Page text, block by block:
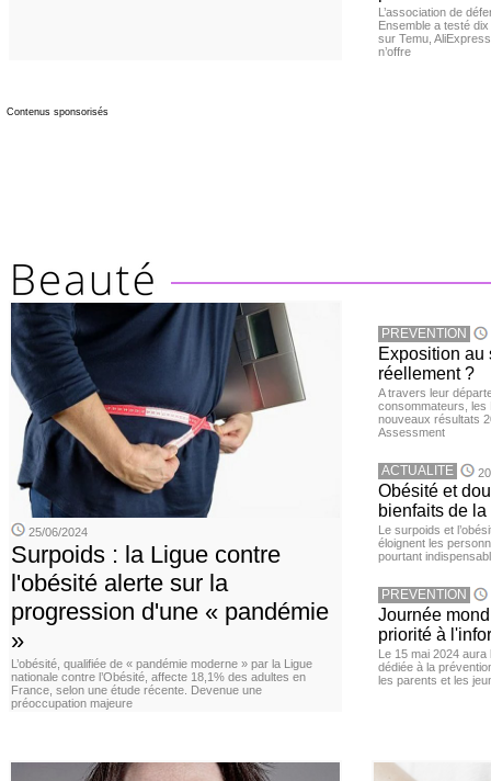
L’association de
Ensemble a testé
sur Temu,
n’offre
Contenus sponsorisés
25/06/2024
Surpoids : la Ligue contre
l'obésité alerte sur la
progression d'une « pandémie
»
L’obésité, qualifiée de « pandémie moderne » par la Ligue
nationale contre l’Obésité, affecte 18,1% des adultes en
France, selon une étude récente. Devenue une
préoccupation majeure
PREVENTION
Exposition au
réellement ?
A travers leur
consommateurs, les
nouveaux résultats
Assessment
ACTUALITE
Obésité et
bienfaits de
Le surpoids et
éloignent les
pourtant
PREVENTION
Journée
priorité à
Le 15 mai 2024 aura
dédiée à la
les parents et les